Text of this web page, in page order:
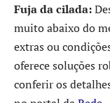
Fuja da cilada:
muito abaixo do
extras ou
oferece soluções
conferir os